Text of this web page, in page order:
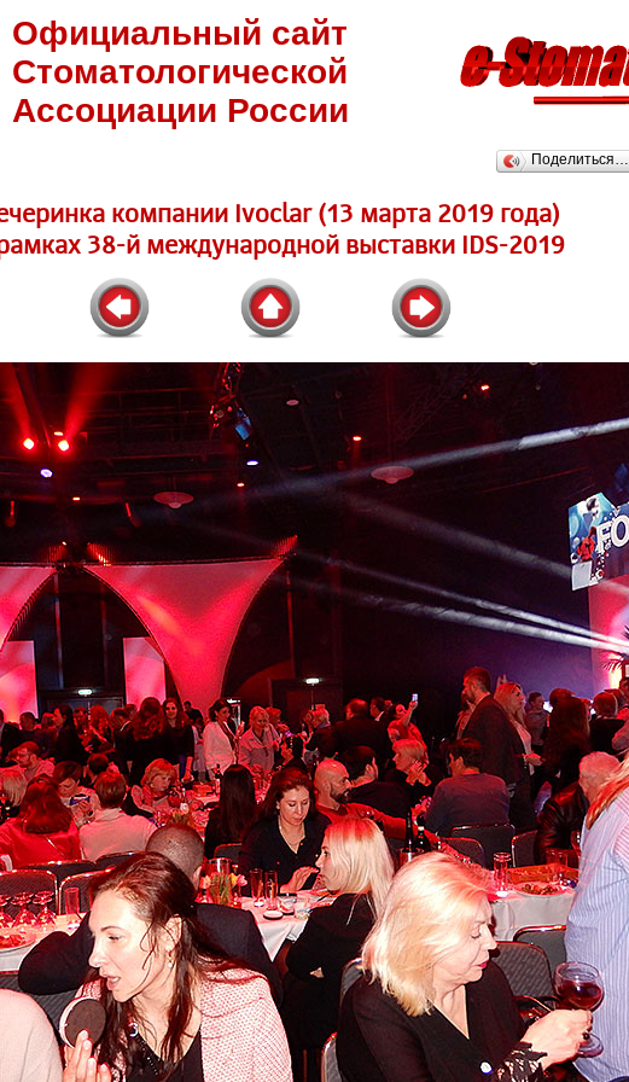
Официальный сайт
Стоматологической
Ассоциации России
Поделиться…
компании Ivoclar (13 марта 2019 года)
38-й международной выставки IDS-2019